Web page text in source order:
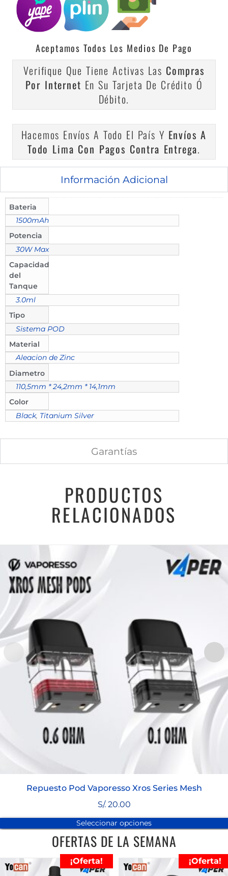
Aceptamos Todos Los Medios De Pago
Verifique Que Tiene Activas Las Compras
Por Internet En Su Tarjeta De Crédito Ó
Débito.
Hacemos Envíos A Todo El País Y Envíos A
Todo Lima Con Pagos Contra Entrega.
Información Adicional
Bateria
1500mAh
Potencia
30W Max
Capacidad
del
Tanque
3.0ml
Tipo
Sistema POD
Material
Aleacion de Zinc
Diametro
110,5mm * 24,2mm * 14,1mm
Color
Black, Titanium Silver
Garantías
PRODUCTOS
RELACIONADOS
Repuesto Pod Vaporesso Xros Series Mesh
S/.20.00
Seleccionar opciones
OFERTAS DE LA SEMANA
¡Oferta! ¡Oferta!